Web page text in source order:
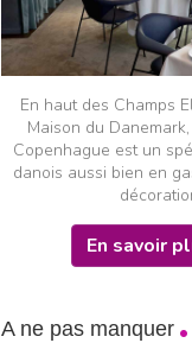
En haut des Champs
Maison du
Copenhague est un
danois aussi bien en
En savoir
A ne pas manquer